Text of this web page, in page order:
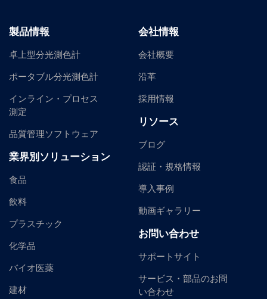
製品情報
卓上型分光測色計
ポータブル分光測色計
インライン・プロセス
測定
品質管理ソフトウェア
業界別ソリューション
食品
飲料
プラスチック
化学品
バイオ医薬
建材
会社情報
会社概要
沿革
採用情報
リソース
ブログ
認証・規格情報
導入事例
動画ギャラリー
お問い合わせ
サポートサイト
サービス・部品のお問
い合わせ